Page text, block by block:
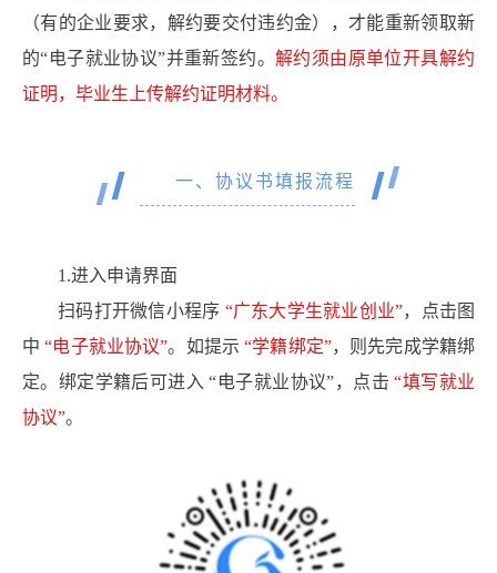
（有的企业要求，解约要交付违约金），才能重新领取新
的“电子就业协议”并重新签约。 解约须由原单位开具解约
证明，毕业生上传解约证明材料。
一、协议书填报流程
1.进入申请界面
扫码打开微信小程序 “广东大学生就业创业”，点击图
中 “电子就业协议”。如提示 “学籍绑定”，则先完成学籍绑
定。绑定学籍后可进入 “电子就业协议”，点击“填写就业
协议”。